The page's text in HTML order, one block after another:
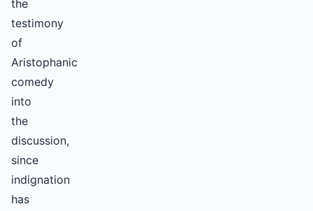
the
testimony
of
Aristophanic
comedy
into
the
discussion,
since
indignation
has